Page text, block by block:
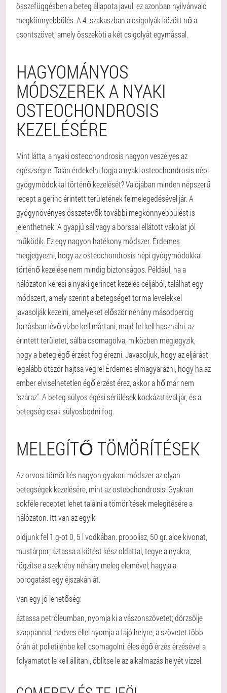
összefüggésben a beteg állapota javul, ez azonban nyilvánvaló
megkönnyebbülés. A 4. szakaszban a csigolyák között nő a
csontszövet, amely összeköti a két csigolyát egymással.
HAGYOMÁNYOS
MÓDSZEREK A NYAKI
OSTEOCHONDROSIS
KEZELÉSÉRE
Mint látta, a nyaki osteochondrosis nagyon veszélyes az
egészségre. Talán érdekelni fogja a nyaki osteochondrosis népi
gyógymódokkal történő kezelését? Valójában minden népszerű
recept a gerinc érintett területének felmelegedésével jár. A
gyógynövényes összetevők további megkönnyebbülést is
jelenthetnek. A gyapjú sál vagy a borssal ellátott vakolat jól
működik. Ez egy nagyon hatékony módszer. Érdemes
megjegyezni, hogy az osteochondrosis népi gyógymódokkal
történő kezelése nem mindig biztonságos. Például, ha a
hálózaton keresi a nyaki gerincet kezelés céljából, találhat egy
módszert, amely szerint a betegséget torma levelekkel
javasolják kezelni, amelyeket először néhány másodpercig
forrásban lévő vízbe kell mártani, majd fel kell használni. az
érintett területet, sálba csomagolva, miközben megjegyzik,
hogy a beteg égő érzést fog érezni. Javasoljuk, hogy az eljárást
legalább ötször hajtsa végre! Érdemes elmagyarázni, hogy ha az
ember elviselhetetlen égő érzést érez, akkor a hő már nem
"száraz". A beteg súlyos égési sérülések kockázatával jár, és a
betegség csak súlyosbodni fog.
MELEGÍTŐ TÖMÖRÍTÉSEK
Az orvosi tömörítés nagyon gyakori módszer az olyan
betegségek kezelésére, mint az osteochondrosis. Gyakran
sokféle receptet lehet találni a tömörítések melegítésére a
hálózaton. Itt van az egyik:
oldjunk fel 1 g-ot 0, 5 l vodkában. propolisz, 50 gr. aloe kivonat,
mustárpor; áztassa a kötést kész oldattal, tegye a nyakra,
rögzítse a szekrény néhány meleg elemével; hagyja a
borogatást egy éjszakán át.
Van egy jó lehetőség:
áztassa petróleumban, nyomja ki a vászonszövetet; dörzsölje
szappannal, nedves éllel nyomja a fájó helyre; a szövetet több
órán át polietilénbe kell csomagolni; éles égő érzés érzésével a
folyamatot le kell állítani, öblítse le az alkalmazás helyét vízzel.